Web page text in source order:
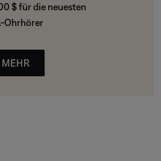
$ für die neuesten
Ohrhörer